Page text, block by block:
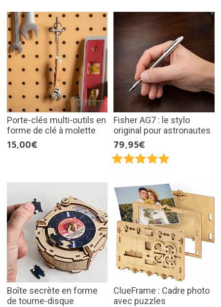
Porte-clés multi-outils en
forme de clé à molette
15,00€
Fisher AG7 : le stylo
original pour astronautes
79,95€
Boîte secrète en forme
de tourne-disque
ClueFrame : Cadre photo
avec puzzles